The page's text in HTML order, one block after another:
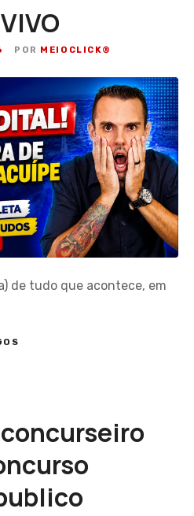
POR MEIOCLICK®
de tudo que acontece, em